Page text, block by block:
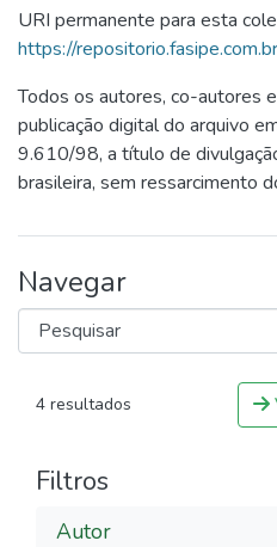
URI permanente para esta
https://
Todos os autores, co-autores
publicação digital do arquivo
9.610/98, a título de
brasileira, sem ressarcimento
Navegar
4 resultados
Filtros
Autor